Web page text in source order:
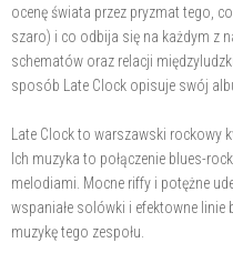
ocenę świata przez pryzmat tego,
szaro) i co odbija się na każdym z
schematów oraz relacji
sposób Late Clock opisuje swój
Late Clock to warszawski rockowy
Ich muzyka to połączenie blues-
melodiami. Mocne riffy i potężne
wspaniałe solówki i efektowne
muzykę tego zespołu.